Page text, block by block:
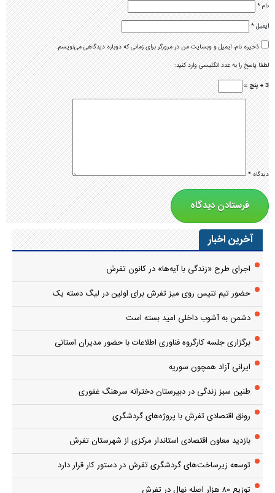
نام*
ایمیل*
ذخیره نام، ایمیل و وبسایت من در مرورگر برای زمانی که دوباره دیدگاهی می‌نویسم.
لطفا پاسخ را به عدد انگلیسی وارد کنید:
3 + پنج =
دیدگاه*
آخرین اخبار
اجرای طرح «زندگی با آیه‌ها» در کانون تفرش
حضور تیم تنیس روی میز تفرش برای اولین در لیگ دسته یک
دشمن به آشوب داخلی امید بسته است
برگزاری جلسه کارگروه فناوری اطلاعات با حضور مدیران استانی
ایرانی آزاد همچون سوریه
طنین سبز زندگی در دبیرستان دخترانه سرهنگ غفوری
رونق اقتصادی تفرش با پروژه‌های گردشگری
بازدید معاون اقتصادی استاندار مرکزی از شهرستان تفرش
توسعه زیرساخت‌های گردشگری تفرش در دستور کار قرار دارد
توزیع ۸۰ هزار اصله نهال در تفرش